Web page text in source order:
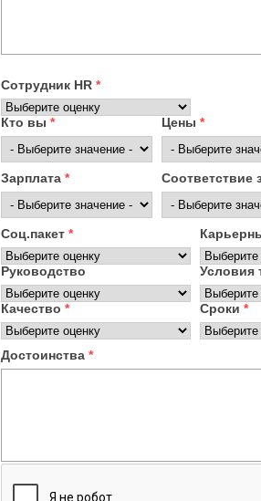
Сотрудник HR *
Кто вы * Цены *
Зарплата * Соответствие
Соц.пакет *
Руководство Условия
Качество * Сроки *
Достоинства *